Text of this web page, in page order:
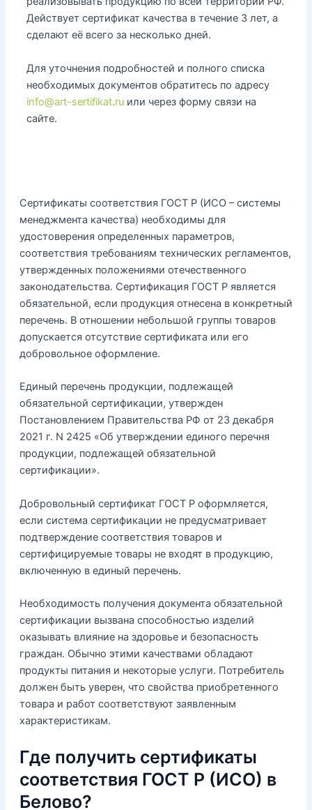
Действует сертификат качества в течение 3 лет, а
сделают её всего за несколько дней.
Для уточнения подробностей и полного списка
необходимых документов обратитесь по адресу
info@art-sertifikat.ruили через форму связи на
сайте.
Сертификаты соответствия ГОСТ Р (ИСО – системы
менеджмента качества) необходимы для
удостоверения определенных параметров,
соответствия требованиям технических регламентов,
утвержденных положениями отечественного
законодательства. Сертификация ГОСТ Р является
обязательной, если продукция отнесена в конкретный
перечень. В отношении небольшой группы товаров
допускается отсутствие сертификата или его
добровольное оформление.
Единый перечень продукции, подлежащей
обязательной сертификации, утвержден
Постановлением Правительства РФ от 23 декабря
2021 г. N 2425 «Об утверждении единого перечня
продукции, подлежащей обязательной
сертификации».
Добровольный сертификат ГОСТ Р оформляется,
если система сертификации не предусматривает
подтверждение соответствия товаров и
сертифицируемые товары не входят в продукцию,
включенную в единый перечень.
Необходимость получения документа обязательной
сертификации вызвана способностью изделий
оказывать влияние на здоровье и безопасность
граждан. Обычно этими качествами обладают
продукты питания и некоторые услуги. Потребитель
должен быть уверен, что свойства приобретенного
товара и работ соответствуют заявленным
характеристикам.
Где получить сертификаты
соответствия ГОСТ Р (ИСО) в
Белово?